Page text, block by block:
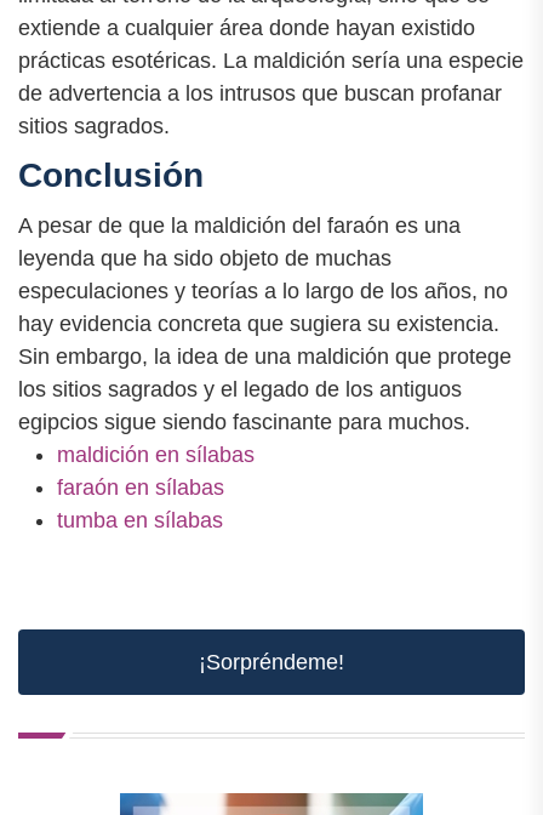
extiende a cualquier área donde hayan existido
prácticas esotéricas. La maldición sería una especie
de advertencia a los intrusos que buscan profanar
sitios sagrados.
Conclusión
A pesar de que la maldición del faraón es una
leyenda que ha sido objeto de muchas
especulaciones y teorías a lo largo de los años, no
hay evidencia concreta que sugiera su existencia.
Sin embargo, la idea de una maldición que protege
los sitios sagrados y el legado de los antiguos
egipcios sigue siendo fascinante para muchos.
maldición en sílabas
faraón en sílabas
tumba en sílabas
¡Sorpréndeme!